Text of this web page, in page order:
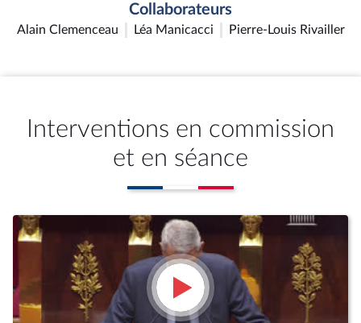
Collaborateurs
Alain Clemenceau Léa Manicacci Pierre-Louis Rivailler
Interventions en commission
et en séance